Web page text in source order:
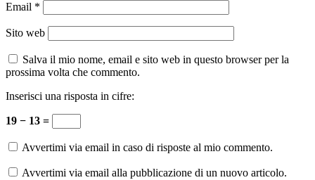
Email *
Sito web
Salva il mio nome, email e sito web in questo browser per la
prossima volta che commento.
Inserisci una risposta in cifre:
19 − 13 =
Avvertimi via email in caso di risposte al mio commento.
Avvertimi via email alla pubblicazione di un nuovo articolo.